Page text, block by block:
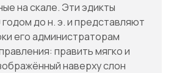
на скале. Эти эдикты
до н. э. и представляют
его администраторам
править мягко и
наверху слон